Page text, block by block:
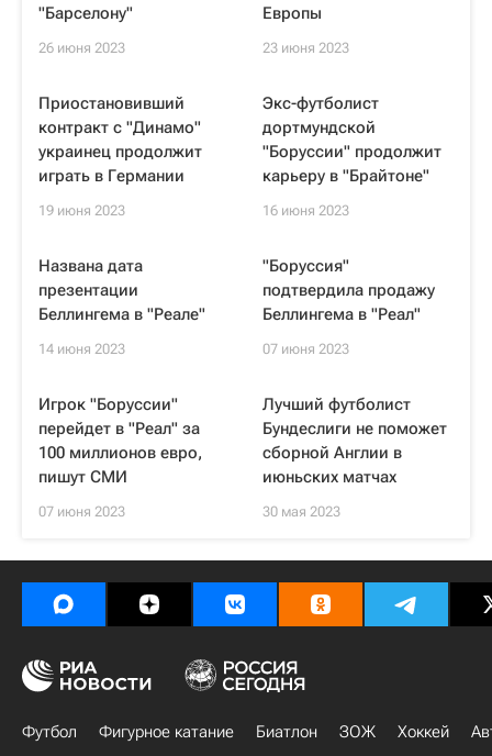
"Барселону"
26 июня 2023
Европы
23 июня 2023
Приостановивший
контракт с "Динамо"
украинец продолжит
играть в Германии
19 июня 2023
Экс-футболист
дортмундской
"Боруссии" продолжит
карьеру в "Брайтоне"
16 июня 2023
Названа дата
презентации
Беллингема в "Реале"
14 июня 2023
"Боруссия"
подтвердила продажу
Беллингема в "Реал"
07 июня 2023
Игрок "Боруссии"
перейдет в "Реал" за
100 миллионов евро,
пишут СМИ
07 июня 2023
Лучший футболист
Бундеслиги не поможет
сборной Англии в
июньских матчах
30 мая 2023
Футбол Фигурное катание Биатлон ЗОЖ Хоккей